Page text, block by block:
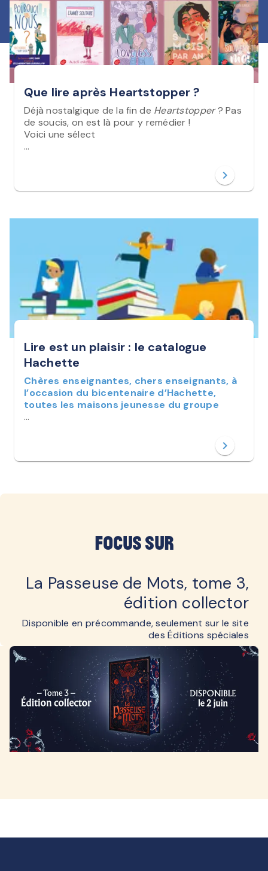
Que lire après Heartstopper ?
Déjà nostalgique de la fin de Heartstopper? Pas
de soucis, on est là pour y remédier !
Voici une sélect
…
chevron_right
Lire est un plaisir : le catalogue
Hachette
Chères enseignantes, chers enseignants, à
l’occasion du bicentenaire d’Hachette,
toutes les maisons jeunesse du groupe
…
chevron_right
Focus sur
La Passeuse de Mots, tome 3,
édition collector
Disponible en précommande, seulement sur le site
des Éditions spéciales